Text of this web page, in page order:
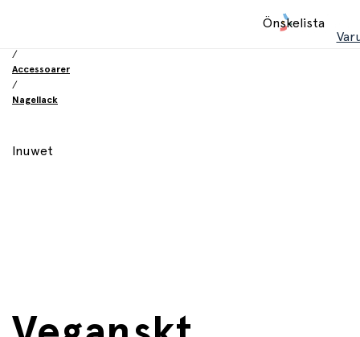
Önskelista
/
Accessoarer
/
Nagellack
Inuwet